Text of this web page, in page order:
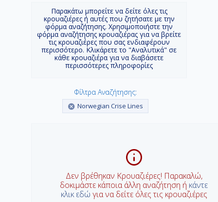
Παρακάτω μπορείτε να δείτε όλες τις
κρουαζιέρες ή αυτές που ζητήσατε με την
φόρμα αναζήτησης. Χρησιμοποιήστε την
φόρμα αναζήτησης κρουαζιέρας για να βρείτε
τις κρουαζιέρες που σας ενδιαφέρουν
περισσότερο. Κλικάρετε το "Αναλυτικά" σε
κάθε κρουαζιέρα για να διαβάσετε
περισσότερες πληροφορίες
Φίλτρα Αναζήτησης:
Norwegian Crise Lines
Δεν βρέθηκαν Κρουαζιέρες! Παρακαλώ,
δοκιμάστε κάποια άλλη αναζήτηση ή κάντε
κλικ εδώ για να δείτε όλες τις κρουαζιέρες